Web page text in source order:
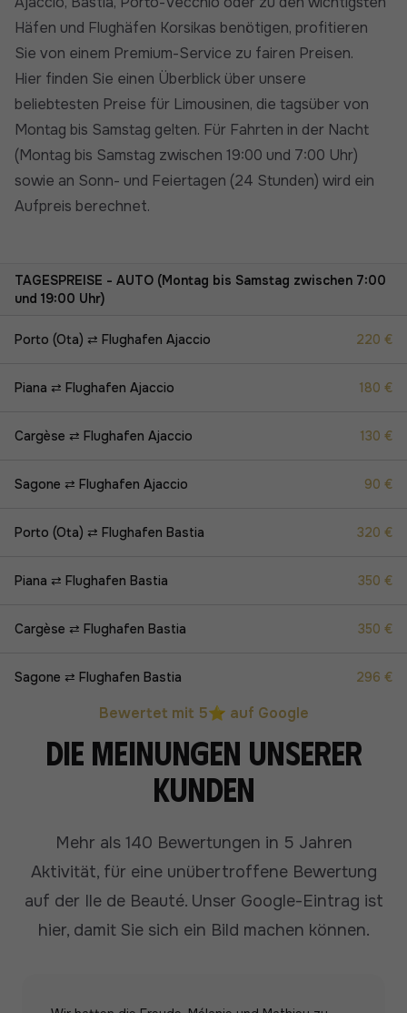
Häfen und Flughäfen Korsikas benötigen, profitieren
Sie von einem Premium-Service zu fairen Preisen.
Hier finden Sie einen Überblick über unsere
beliebtesten Preise für Limousinen, die tagsüber von
Montag bis Samstag gelten. Für Fahrten in der Nacht
(Montag bis Samstag zwischen 19:00 und 7:00 Uhr)
sowie an Sonn- und Feiertagen (24 Stunden) wird ein
Aufpreis berechnet.
TAGESPREISE - AUTO (Montag bis Samstag zwischen 7:00
und 19:00 Uhr)
Porto (Ota) ⇄ Flughafen Ajaccio 220 €
Piana ⇄ Flughafen Ajaccio 180 €
Cargèse ⇄ Flughafen Ajaccio 130 €
Sagone ⇄ Flughafen Ajaccio 90 €
Porto (Ota) ⇄ Flughafen Bastia 320 €
Piana ⇄ Flughafen Bastia 350 €
Cargèse ⇄ Flughafen Bastia 350 €
Sagone ⇄ Flughafen Bastia 296 €
Bewertet mit 5⭐ auf Google
Die Meinungen unserer
Kunden
Mehr als 140 Bewertungen in 5 Jahren
Aktivität, für eine unübertroffene Bewertung
auf der Ile de Beauté. Unser Google-Eintrag ist
hier, damit Sie sich ein Bild machen können.